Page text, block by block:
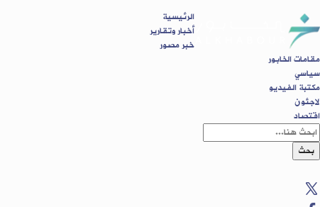
الرئيسية
أخبار وتقارير
خبر مصور
مقامات الخابور
سياسي
مكتبة الفيديو
لاجئون
اقتصاد
بحث